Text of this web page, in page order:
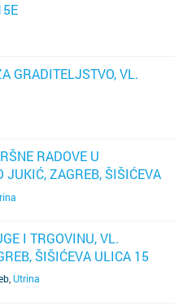
GRADITELJSTVO, VL.
RADOVE U
JUKIĆ, ZAGREB, ŠIŠIĆEVA
I TRGOVINU, VL.
ŠIŠIĆEVA ULICA 15
Utrina